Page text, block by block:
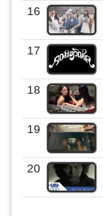
16
17
18
19
20